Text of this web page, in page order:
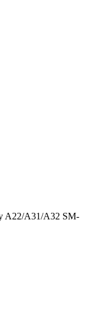
A22/A31/A32 SM-